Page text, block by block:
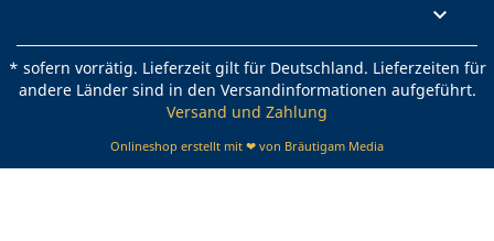

* sofern vorrätig. Lieferzeit gilt für Deutschland. Lieferzeiten für
andere Länder sind in den Versandinformationen aufgeführt.
Versand und Zahlung
Onlineshop erstellt mit ❤ von Bräutigam Media